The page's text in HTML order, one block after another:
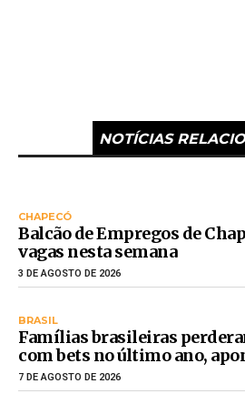
NOTÍCIAS
CHAPECÓ
Balcão de Empregos de
vagas nesta semana
3 DE AGOSTO DE 2026
BRASIL
Famílias brasileiras
com bets no último ano,
7 DE AGOSTO DE 2026